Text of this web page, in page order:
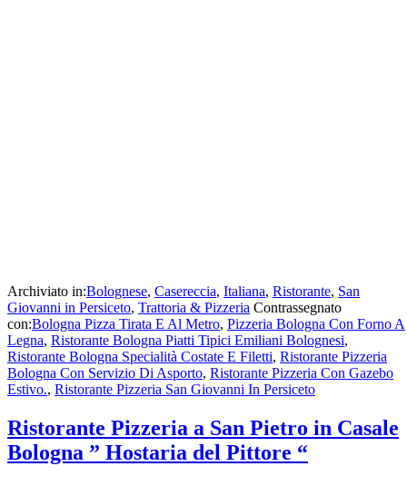
Archiviato in:Bolognese, Casereccia, Italiana, Ristorante, San
Giovanni in Persiceto, Trattoria & Pizzeria Contrassegnato
con:Bologna Pizza Tirata E Al Metro, Pizzeria Bologna Con Forno A
Legna, Ristorante Bologna Piatti Tipici Emiliani Bolognesi,
Ristorante Bologna Specialità Costate E Filetti, Ristorante Pizzeria
Bologna Con Servizio Di Asporto, Ristorante Pizzeria Con Gazebo
Estivo., Ristorante Pizzeria San Giovanni In Persiceto
Ristorante Pizzeria a San Pietro in Casale
Bologna ” Hostaria del Pittore “